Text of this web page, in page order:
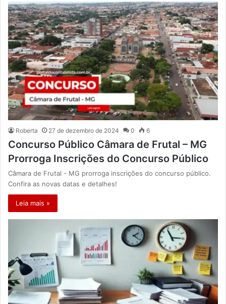
Roberta 27 de dezembro de 2024 0 6
Concurso Público Câmara de Frutal – MG
Prorroga Inscrições do Concurso Público
Câmara de Frutal - MG prorroga inscrições do concurso público.
Confira as novas datas e detalhes!
Leia mais »